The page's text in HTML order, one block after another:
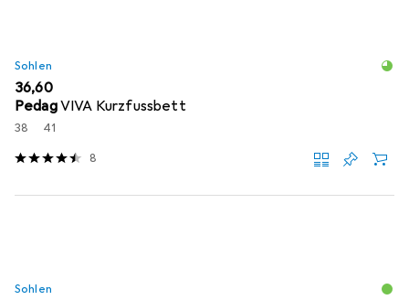
Sohlen
EUR
36,60
PedagVIVA Kurzfussbett
38 41
8
Sohlen